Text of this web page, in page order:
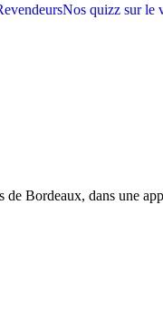
Nos quizz sur le
Bordeaux, dans une